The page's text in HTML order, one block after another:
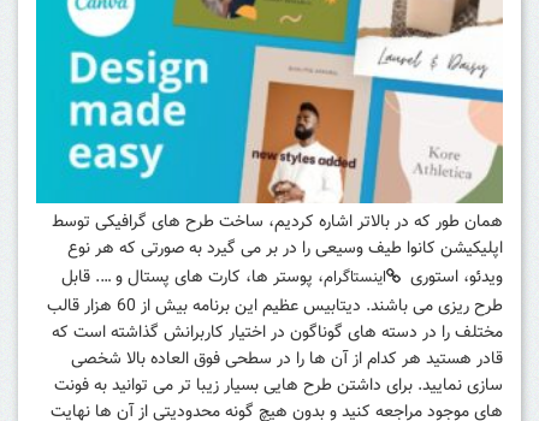
همان طور که در بالاتر اشاره کردیم، ساخت طرح های گرافیکی توسط
اپلیکیشن کانوا طیف وسیعی را در بر می گیرد به صورتی که هر نوع
ویدئو، استوری
اینستاگرام، پوستر ها، کارت های پستال و …. قابل
طرح ریزی می باشند. دیتابیس عظیم این برنامه بیش از 60 هزار قالب
مختلف را در دسته های گوناگون در اختیار کاربرانش گذاشته است که
قادر هستید هر کدام از آن ها را در سطحی فوق العاده بالا شخصی
سازی نمایید. برای داشتن طرح هایی بسیار زیبا تر می توانید به فونت
های موجود مراجعه کنید و بدون هیچ گونه محدودیتی از آن ها نهایت